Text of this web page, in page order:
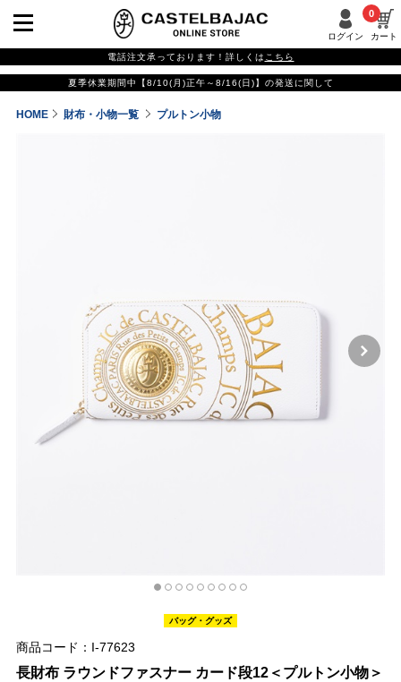
ログイン カート
0
電話注文承っております！詳しくは こちら
夏季休業期間中【8/10(月)正午～8/16(日)】の発送に関して
HOME 財布・小物一覧 プルトン小物
バッグ・グッズ
商品コード：I-77623
長財布 ラウンドファスナー カード段12＜プルトン小物＞